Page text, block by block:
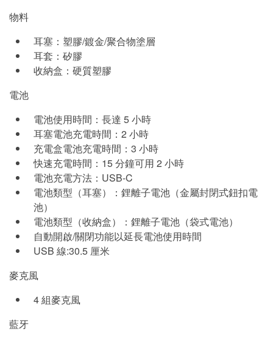
物料
耳塞：塑膠/鍍金/聚合物塗層
耳套：矽膠
收納盒：硬質塑膠
電池
電池使用時間：長達 5 小時
耳塞電池充電時間：2 小時
充電盒電池充電時間：3 小時
快速充電時間：15 分鐘可用 2 小時
電池充電方法：USB-C
電池類型（耳塞）：鋰離子電池（金屬封閉式鈕扣電
池）
電池類型（收納盒）：鋰離子電池（袋式電池）
自動開啟/關閉功能以延長電池使用時間
USB 線:30.5 厘米
麥克風
4 組麥克風
藍牙